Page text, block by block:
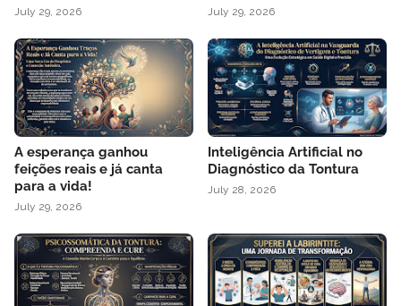
July 29, 2026 July 29, 2026
A esperança ganhou
feições reais e já canta
para a vida!
July 29, 2026
Inteligência Artificial no
Diagnóstico da Tontura
July 28, 2026